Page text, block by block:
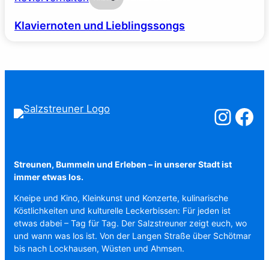
Klaviernoten und Lieblingssongs
Salzstreuner
Streunen, Bummeln und Erleben – in unserer Stadt ist
immer etwas los.
Kneipe und Kino, Kleinkunst und Konzerte, kulinarische
Köstlichkeiten und kulturelle Leckerbissen: Für jeden ist
etwas dabei – Tag für Tag. Der Salzstreuner zeigt euch, wo
und wann was los ist. Von der Langen Straße über Schötmar
bis nach Lockhausen, Wüsten und Ahmsen.